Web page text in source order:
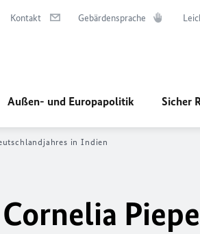
Kontakt Gebärdensprache
Außen- und Europapolitik Sicher
in Indien